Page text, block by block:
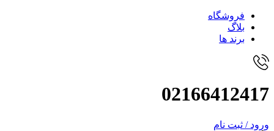
فروشگاه
بلاگ
برند ها
02166412417
ورود / ثبت نام